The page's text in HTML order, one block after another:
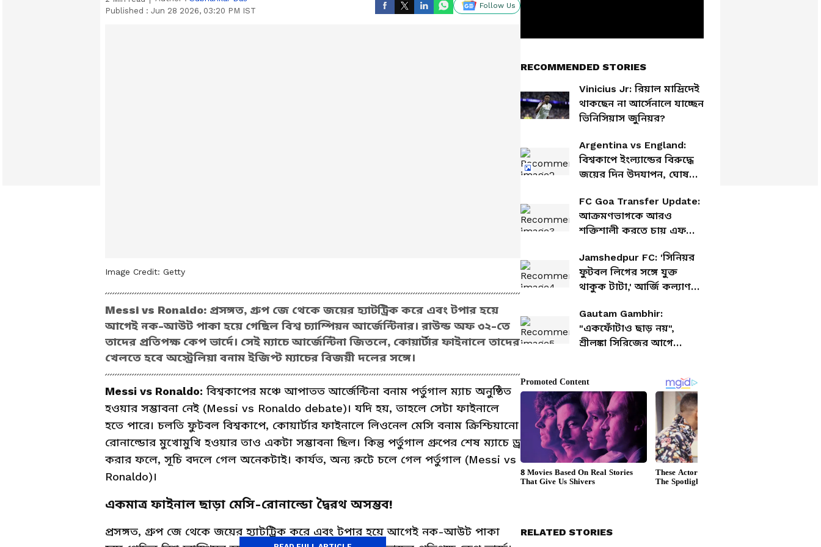
Published : Jun 28 2026, 03:20 PM IST
Follow Us
Image Credit: Getty
Messi vs Ronaldo: প্রসঙ্গত, গ্রুপ জে থেকে জয়ের হ্যাটট্রিক করে এবং টপার হয়ে
আগেই নক-আউট পাকা হয়ে গেছিল বিশ্ব চ্যাম্পিয়ন আর্জেন্টিনার। রাউন্ড অফ ৩২-তে
তাদের প্রতিপক্ষ কেপ ভার্দে। সেই ম্যাচে আর্জেন্টিনা জিতলে, কোয়ার্টার ফাইনালে তাদের
খেলতে হবে অস্ট্রেলিয়া বনাম ইজিপ্ট ম্যাচের বিজয়ী দলের সঙ্গে।
Messi vs Ronaldo: বিশ্বকাপের মঞ্চে আপাতত আর্জেন্টিনা বনাম পর্তুগাল ম্যাচ অনুষ্ঠিত
হওয়ার সম্ভাবনা নেই (Messi vs Ronaldo debate)। যদি হয়, তাহলে সেটা ফাইনালে
হতে পারে। চলতি ফুটবল বিশ্বকাপে, কোয়ার্টার ফাইনালে লিওনেল মেসি বনাম ক্রিশ্চিয়ানো
রোনাল্ডোর মুখোমুখি হওয়ার তাও একটা সম্ভাবনা ছিল। কিন্তু পর্তুগাল গ্রুপের শেষ ম্যাচে ড্র
করার ফলে, সূচি বদলে গেল অনেকটাই। কার্যত, অন্য রুটে চলে গেল পর্তুগাল (Messi vs
Ronaldo)।
একমাত্র ফাইনাল ছাড়া মেসি-রোনাল্ডো দ্বৈরথ অসম্ভব!
প্রসঙ্গত, গ্রুপ জে থেকে জয়ের হ্যাটট্রিক করে এবং টপার হয়ে আগেই নক-আউট পাকা
RECOMMENDED STORIES
Vinicius Jr: রিয়াল মাদ্রিদেই
থাকছেন না আর্সেনালে যাচ্ছেন
ভিনিসিয়াস জুনিয়র?
Argentina vs England:
বিশ্বকাপে ইংল্যান্ডের বিরুদ্ধে
জয়ের দিন উদযাপন, ঘোষণা
FC Goa Transfer Update:
আক্রমণভাগকে আরও
শক্তিশালী করতে চায় এফসি
তরুণ তুর্কি
Jamshedpur FC: 'সিনিয়র
ফুটবল লিগের সঙ্গে যুক্ত
থাকুক টাটা,' আর্জি কল্যাণ
Gautam Gambhir:
"একফোঁটাও ছাড় নয়",
শ্রীলঙ্কা সিরিজের আগে
RELATED STORIES